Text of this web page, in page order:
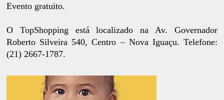
Evento gratuito.
O TopShopping está localizado na Av. Governador
Roberto Silveira 540, Centro– Nova Iguaçu. Telefone:
(21) 2667-1787.